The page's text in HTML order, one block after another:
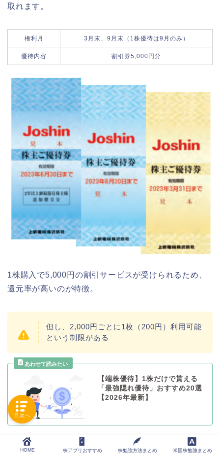
取れます。
権利月 3月末、9月末（1株優待は9月のみ）
優待内容 割引券5,000円分
1株購入で5,000円の割引サービスが受けられるため、
還元率が高いのが特徴。
但し、2,000円ごとに1枚（200円）利用可能
という制限がある
【端株優待】1株だけで貰える
「最強隠れ優待」おすすめ20選
【2026年最新】
「かぶミニ」に関する口コミ、評
HOME 株アプリおすすめ 株勉強方法まとめ 米国株勉強まとめ
目次へ